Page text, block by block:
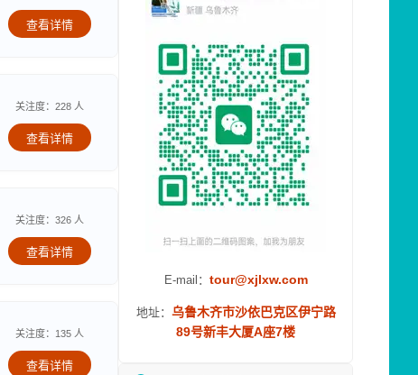
查看详情
关注度：228 人
查看详情
关注度：326 人
查看详情
关注度：135 人
查看详情
E-mail： tour@xjlxw.com
地址： 乌鲁木齐市沙依巴克区伊宁路
89号新丰大厦A座7楼